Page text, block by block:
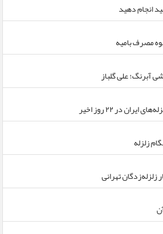
مصرف بامیه
آبرنگ؛ علی گلباز
در ۲۲ روز اخیر
زلزله
تهرانی